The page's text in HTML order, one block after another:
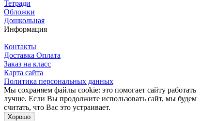
Тетради
Обложки
Дошкольная
Информация
Контакты
Доставка Оплата
Заказ на класс
Карта сайта
Политика персональных данных
Мы сохраняем файлы cookie: это помогает сайту работать
лучше. Если Вы продолжите использовать сайт, мы будем
считать, что Вас это устраивает.
Хорошо